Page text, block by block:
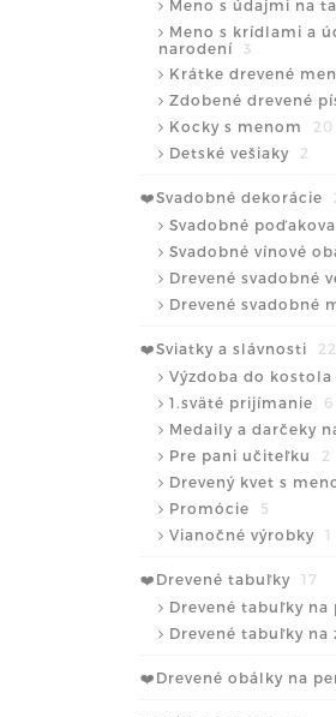
Meno s údajmi na
Meno s krídlami a
narodení
3
Krátke drevené
Zdobené drevené
Kocky s menom
20
Detské vešiaky
2
❤️Svadobné dekorácie
Svadobné
Svadobné vínové
Drevené svadobné
Drevené svadobné
❤️Sviatky a slávnosti
22
Výzdoba do kostola
1.sväté prijímanie
6
Medaily a darčeky
Pre pani učiteľku
2
Drevený kvet s
Promócie
5
Vianočné výrobky
1
❤️Drevené tabuľky
17
Drevené tabuľky na
Drevené tabuľky na
❤️Drevené obálky na